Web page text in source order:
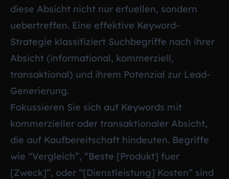
diese Absicht nicht nur erfuellen, sondern
uebertreffen. Eine effektive Keyword-
Strategie klassifiziert Suchbegriffe nach ihrer
Absicht (informational, kommerziell,
transaktional) und ihrem Potenzial zur Lead-
Generierung.
Fokussieren Sie sich auf Keywords mit
kommerzieller oder transaktionaler Absicht,
die auf Kaufbereitschaft hindeuten. Begriffe
wie “Vergleich”, “Beste [Produkt] fuer
[Zweck]”, oder “[Dienstleistung] Kosten” sind